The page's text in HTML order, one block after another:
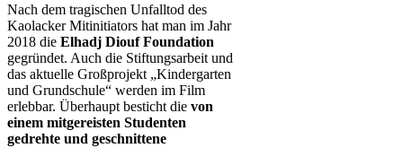
Nach dem tragischen Unfalltod des
Kaolacker Mitinitiators hat man im Jahr
2018 die Elhadj Diouf Foundation
gegründet. Auch die Stiftungsarbeit und
das aktuelle Großprojekt „Kindergarten
und Grundschule“ werden im Film
erlebbar. Überhaupt besticht die von
einem mitgereisten Studenten
gedrehte und geschnittene